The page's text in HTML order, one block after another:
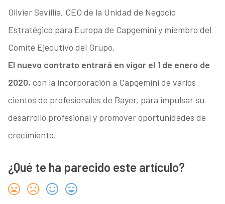
Olivier Sevillia, CEO de la Unidad de Negocio
Estratégico para Europa de Capgemini y miembro del
Comité Ejecutivo del Grupo.
El nuevo contrato entrará en vigor el 1 de enero de
2020, con la incorporación a Capgemini de varios
cientos de profesionales de Bayer, para impulsar su
desarrollo profesional y promover oportunidades de
crecimiento.
¿Qué te ha parecido este artículo?